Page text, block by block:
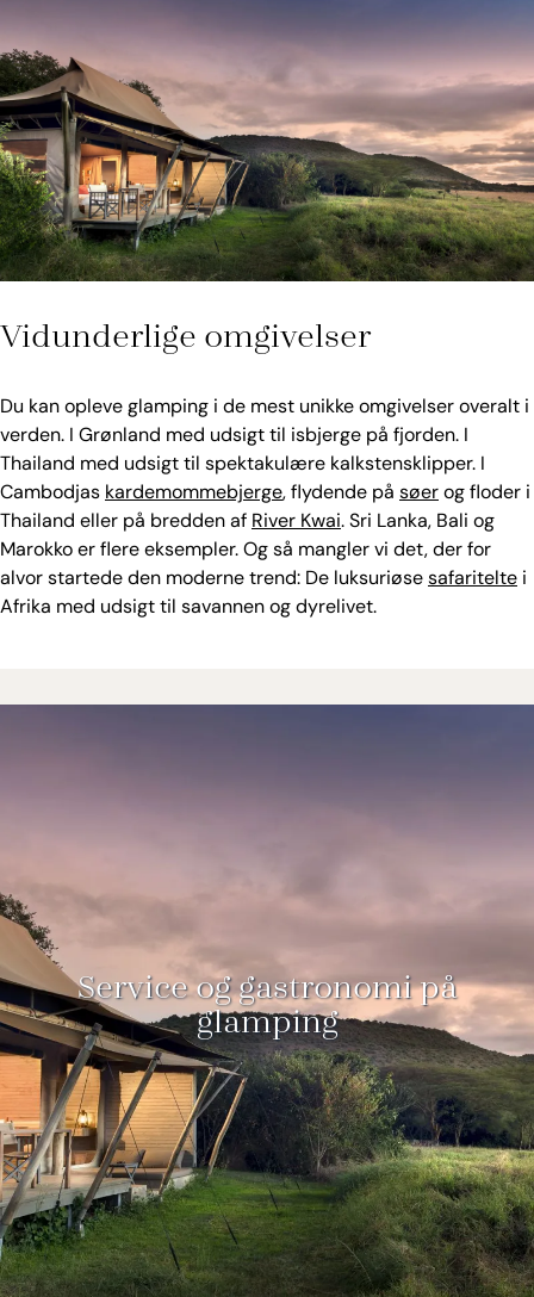
Vidunderlige omgivelser
Du kan opleve glamping i de mest unikke omgivelser overalt i
verden. I Grønland med udsigt til isbjerge på fjorden. I
Thailand med udsigt til spektakulære kalkstensklipper. I
Cambodjas kardemommebjerge, flydende på søerog floder i
Thailand eller på bredden af River Kwai. Sri Lanka, Bali og
Marokko er flere eksempler. Og så mangler vi det, der for
alvor startede den moderne trend: De luksuriøsesafaritelte i
Afrika med udsigt til savannen og dyrelivet.
Service og gastronomi på
glamping